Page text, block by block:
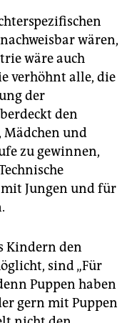
wären,
wäre auch
verhöhnt alle, die
der
den
Mädchen und
zu gewinnen,
Jungen und für
Kindern den
sind „Für
Puppen haben
gern mit Puppen